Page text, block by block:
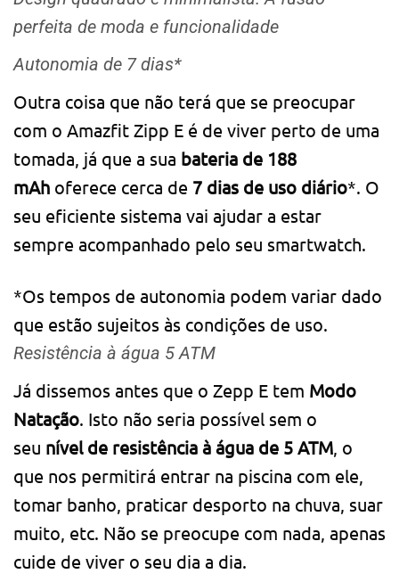
perfeita de moda e funcionalidade
Autonomia de 7 dias*
Outra coisa que não terá que se preocupar
com o Amazfit Zipp E é de viver perto de uma
tomada, já que a sua bateria de 188
mAh oferece cerca de 7 dias de uso diário*. O
seu eficiente sistema vai ajudar a estar
sempre acompanhado pelo seu smartwatch.
*Os tempos de autonomia podem variar dado
que estão sujeitos às condições de uso.
Resistência à água 5 ATM
Já dissemos antes que o Zepp E tem Modo
Natação. Isto não seria possível sem o
seu nível de resistência à água de 5 ATM, o
que nos permitirá entrar na piscina com ele,
tomar banho, praticar desporto na chuva, suar
muito, etc. Não se preocupe com nada, apenas
cuide de viver o seu dia a dia.